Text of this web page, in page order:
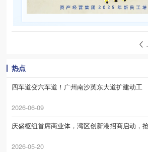
热点
四车道变六车道！广州南沙英东大道扩建动工
2026-06-09
庆盛枢纽首席商业体，湾区创新港招商启动，
2026-05-20